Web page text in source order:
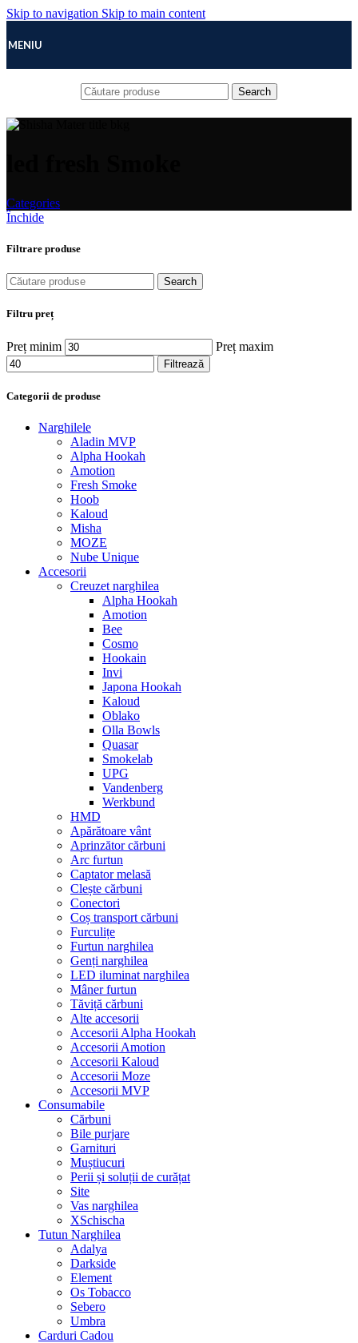
Skip to navigation Skip to main content
MENIU
Search
Categories
Închide
Filtrare produse
Search
Filtru preț
Preț minim Preț maxim
Filtrează
Categorii de produse
Narghilele
Aladin MVP
Alpha Hookah
Amotion
Fresh Smoke
Hoob
Kaloud
Misha
MOZE
Nube Unique
Accesorii
Creuzet narghilea
Alpha Hookah
Amotion
Bee
Cosmo
Hookain
Invi
Japona Hookah
Kaloud
Oblako
Olla Bowls
Quasar
Smokelab
UPG
Vandenberg
Werkbund
HMD
Apărătoare vânt
Aprinzător cărbuni
Arc furtun
Captator melasă
Clește cărbuni
Conectori
Coș transport cărbuni
Furculițe
Furtun narghilea
Genți narghilea
LED iluminat narghilea
Mâner furtun
Tăviță cărbuni
Alte accesorii
Accesorii Alpha Hookah
Accesorii Amotion
Accesorii Kaloud
Accesorii Moze
Accesorii MVP
Consumabile
Cărbuni
Bile purjare
Garnituri
Muștiucuri
Perii și soluții de curățat
Site
Vas narghilea
XSchischa
Tutun Narghilea
Adalya
Darkside
Element
Os Tobacco
Sebero
Umbra
Carduri Cadou